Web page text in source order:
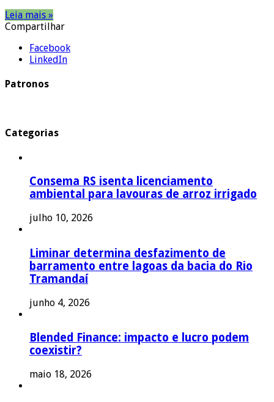
Leia mais »
Compartilhar
Facebook
LinkedIn
Patronos
Categorias
Consema RS isenta licenciamento
ambiental para lavouras de arroz irrigado
julho 10, 2026
Liminar determina desfazimento de
barramento entre lagoas da bacia do Rio
Tramandaí
junho 4, 2026
Blended Finance: impacto e lucro podem
coexistir?
maio 18, 2026